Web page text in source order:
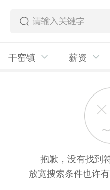
干窑镇 薪资
抱歉，没有找到
放宽搜索条件也许